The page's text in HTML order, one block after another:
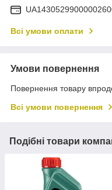
Всі умови оплати
Умови повернення
Повернення товару
Всі умови повернення
Подібні товари